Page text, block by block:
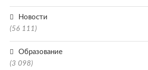
Новости
(56 111)
Образование
(3 098)